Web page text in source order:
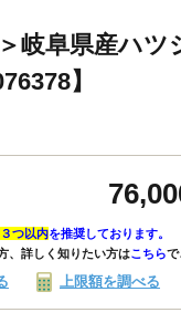
岐阜県産ハツ
】
つ以内を推奨しております。
、詳しく知りたい方はこちらで
上限額を調べる